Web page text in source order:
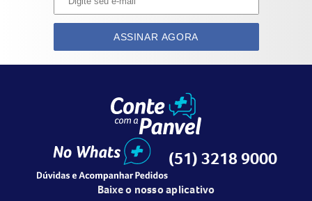
ASSINAR AGORA
(51) 3218 9000
Baixe o nosso aplicativo